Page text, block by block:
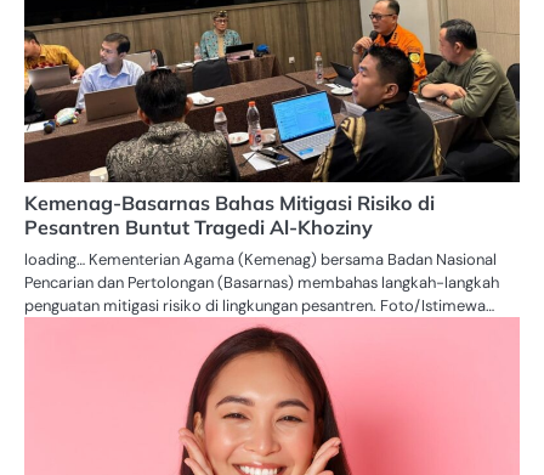
Kemenag-Basarnas Bahas Mitigasi Risiko di
Pesantren Buntut Tragedi Al-Khoziny
loading… Kementerian Agama (Kemenag) bersama Badan Nasional
Pencarian dan Pertolongan (Basarnas) membahas langkah-langkah
penguatan mitigasi risiko di lingkungan pesantren. Foto/Istimewa…